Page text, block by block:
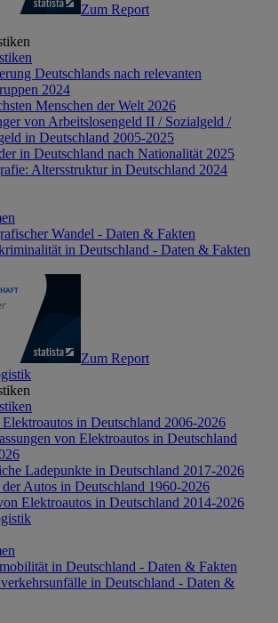
Zum Report
Deutschlands nach relevanten
2024
Menschen der Welt 2026
von Arbeitslosengeld II / Sozialgeld /
in Deutschland 2005-2025
in Deutschland nach Nationalität 2025
Altersstruktur in Deutschland 2024
Wandel - Daten & Fakten
in Deutschland - Daten & Fakten
Zum Report
in Deutschland 2006-2026
von Elektroautos in Deutschland
Ladepunkte in Deutschland 2017-2026
Autos in Deutschland 1960-2026
Elektroautos in Deutschland 2014-2026
in Deutschland - Daten & Fakten
in Deutschland - Daten &